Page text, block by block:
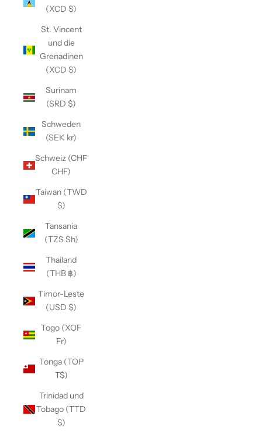
(XCD $)
St. Vincent
und die
Grenadinen
(XCD $)
Surinam
(SRD $)
Schweden
(SEK kr)
Schweiz (CHF
CHF)
Taiwan (TWD
$)
Tansania
(TZS Sh)
Thailand
(THB ฿)
Timor-Leste
(USD $)
Togo (XOF
Fr)
Tonga (TOP
T$)
Trinidad und
Tobago (TTD
$)